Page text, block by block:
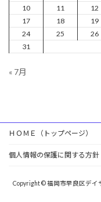
10
11 12
17
18 19
24
25 26
31
« 7月
ＨＯＭＥ（トップページ）
個人情報の保護に関する方針
Copyright © 福岡市早良区デ